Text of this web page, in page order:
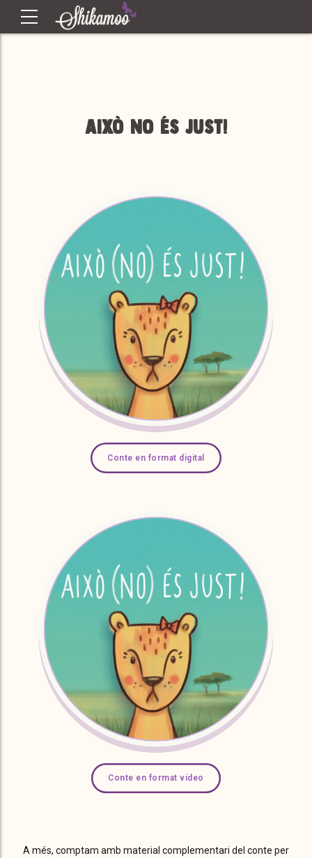
Això no és just!
Conte en format digital
Conte en format vídeo
A més, comptam amb material complementari del conte per